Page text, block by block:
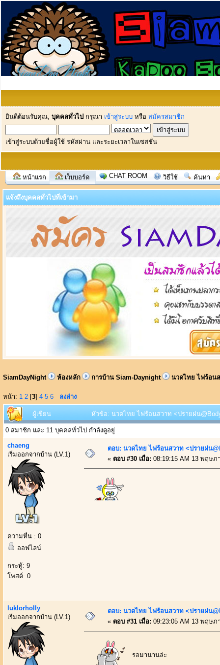
ยินดีต้อนรับคุณ, บุคคลทั่วไป กรุณา เข้าสู่ระบบ หรือ สมัครสมาชิก
เข้าสู่ระบบด้วยชื่อผู้ใช้ รหัสผ่าน และระยะเวลาในเซสชั่น
หน้าแรก เว็บบอร์ด CHAT ROOM วิธีใช้ ค้นหา
แจ้งถึงบุคคลทั่วไปที่เข้ามา
SiamDayNight ห้องหลัก การบ้าน Siam-Daynight นวดไทย ไฟร้อน
หน้า: 1 2 [3] 4 5 6 ลงล่าง
ผู้เขียน หัวข้อ: นวดไทย ไฟร้อนสวาท <ปรายฝน
0 สมาชิก และ 11 บุคคลทั่วไป กำลังดูอยู่
chaeng
เริ่มออกจากบ้าน (LV.1)
ความหื่น : 0
ออฟไลน์
กระทู้: 9
โพสต์: 0
ตอบ: นวดไทย ไฟร้อนสวาท <ปรายฝน
« ตอบ #30 เมื่อ: 08:19:15 AM 13 พฤษภ
luklorholly
เริ่มออกจากบ้าน (LV.1)
ตอบ: นวดไทย ไฟร้อนสวาท <ปรายฝน
« ตอบ #31 เมื่อ: 09:23:05 AM 13 พฤษภ
รอมานานล่ะ